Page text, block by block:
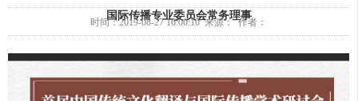
国际传播专业委员会常务理事
时间：2019-08-27 16:00:10 来源： 作者：